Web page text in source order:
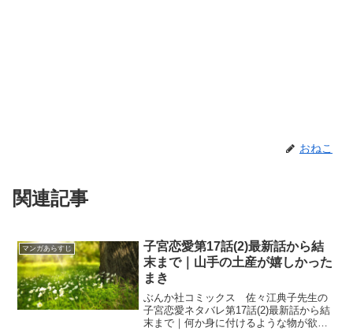
おねこ
関連記事
マンガあらすじ
子宮恋愛第17話(2)最新話から結
末まで｜山手の土産が嬉しかった
まき
ぶんか社コミックス 佐々江典子先生の
子宮恋愛ネタバレ第17話(2)最新話から結
末まで｜何か身に付けるような物が欲し